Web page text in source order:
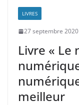
LIVRES
27 septembre 2020
Livre « Le
meilleur